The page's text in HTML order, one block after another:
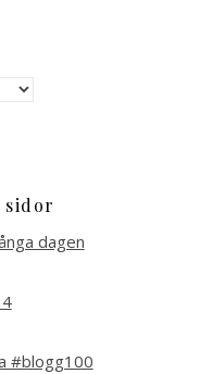
sidor
dagen
#blogg100